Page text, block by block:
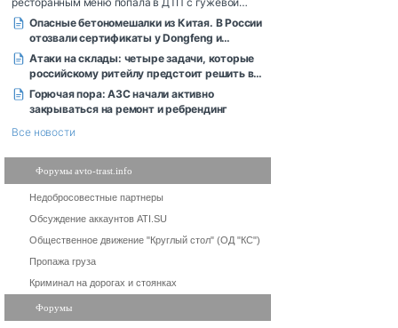
Форумы avto-trast.info
Недобросовестные партнеры
Обсуждение аккаунтов ATI.SU
Общественное движение "Круглый стол" (ОД "КС")
Пропажа груза
Криминал на дорогах и стоянках
Форумы